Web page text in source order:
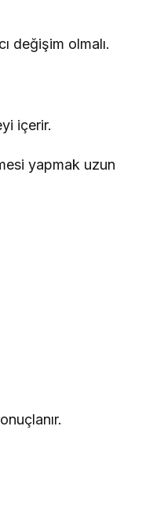
değişim olmalı.
içerir.
yapmak uzun